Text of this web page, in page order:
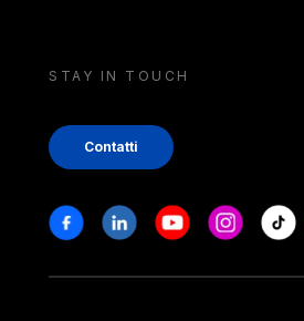
STAY IN TOUCH
Contatti
Stay in touch
FacebookLinkedinYoutubeInstagram
Tiktok